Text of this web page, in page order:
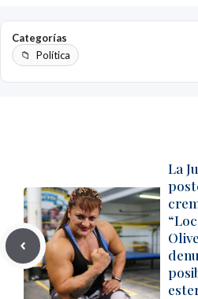
Categorías
Política
La